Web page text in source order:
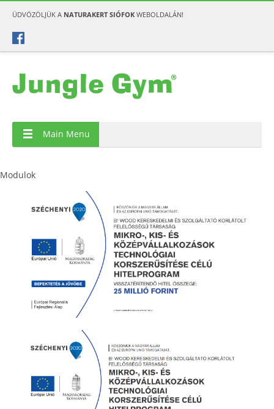
ÜDVÖZÖLJÜK A NATURAKERT SIÓFOK WEBOLDALÁN!
Main Menu
Modulok